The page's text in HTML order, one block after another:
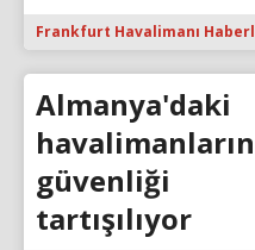
Frankfurt Havalimanı
Almanya'daki
güvenliği
tartışılıyor